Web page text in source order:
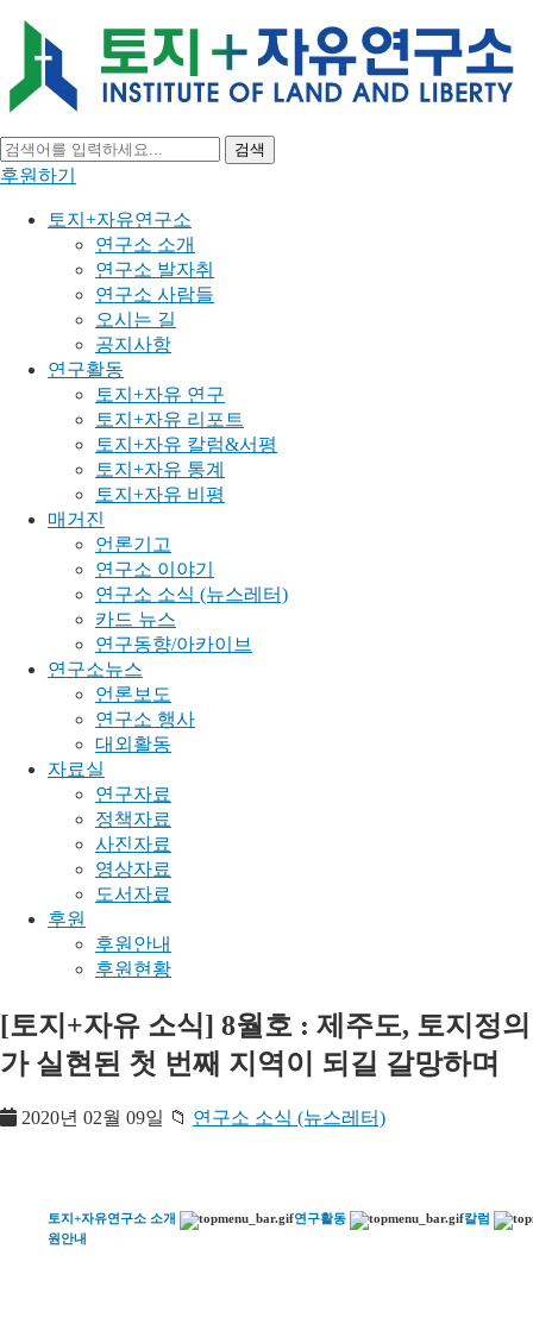
검색
후원하기
토지+자유연구소
연구소 소개
연구소 발자취
연구소 사람들
오시는 길
공지사항
연구활동
토지+자유 연구
토지+자유 리포트
토지+자유 칼럼&서평
토지+자유 통계
토지+자유 비평
매거진
언론기고
연구소 이야기
연구소 소식 (뉴스레터)
카드 뉴스
연구동향/아카이브
연구소뉴스
언론보도
연구소 행사
대외활동
자료실
연구자료
정책자료
사진자료
영상자료
도서자료
후원
후원안내
후원현황
[토지+자유 소식] 8월호 : 제주도, 토지정의
가 실현된 첫 번째 지역이 되길 갈망하며
2020년 02월 09일 📁 연구소 소식 (뉴스레터)
토지+자유연구소 소개 연구활동
칼럼
원안내